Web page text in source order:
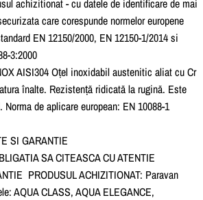
achizitionat - cu datele de identificare de mai
care corespunde normelor europene
EN 12150/2000, EN 12150-1/2014 si
3:2000
AISI304Oțel inoxidabil austenitic aliat cu Cr
înalte. Rezistență ridicată la rugină. Este
de aplicare european: EN 10088-1
SI GARANTIE
SA CITEASCA CU ATENTIE
PRODUSUL ACHIZITIONAT: Paravan
AQUA CLASS, AQUA ELEGANCE,